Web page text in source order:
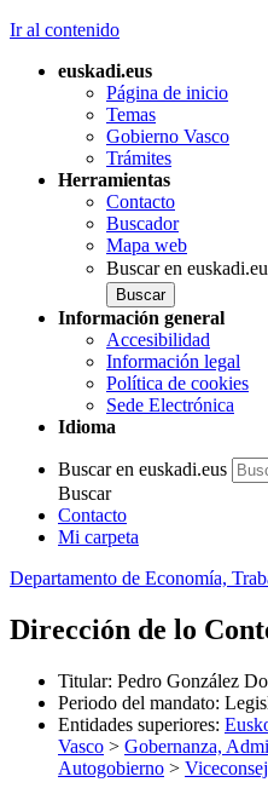
Ir al contenido
euskadi.eus
Página de inicio
Temas
Gobierno Vasco
Trámites
Herramientas
Contacto
Buscador
Mapa web
Buscar en
Información general
Accesibilidad
Información legal
Política de cookies
Sede Electrónica
Idioma
Buscar en euskadi.eus
Buscar
Contacto
Mi carpeta
Departamento de Economía,
Dirección de lo
Titular: Pedro González
Periodo del mandato:
Entidades superiores:
Vasco > Gobernanza,
Autogobierno >